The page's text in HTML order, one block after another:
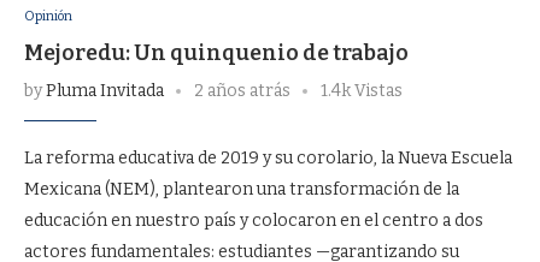
Opinión
Mejoredu: Un quinquenio de trabajo
byPluma Invitada 2 años atrás 1.4k Vistas
La reforma educativa de 2019 y su corolario, la Nueva Escuela
Mexicana (NEM), plantearon una transformación de la
educación en nuestro país y colocaron en el centro a dos
actores fundamentales: estudiantes —garantizando su